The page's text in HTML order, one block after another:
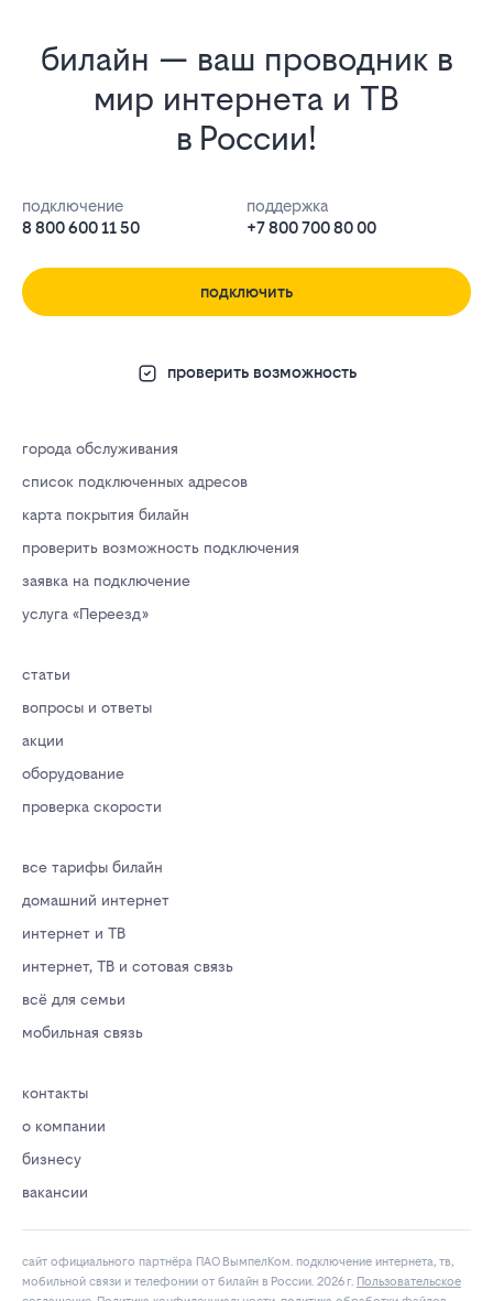
билайн — ваш проводник в
мир интернета и ТВ
в России!
подключение
8 800 600 11 50
поддержка
+7 800 700 80 00
подключить
проверить возможность
города обслуживания
список подключенных адресов
карта покрытия билайн
проверить возможность подключения
заявка на подключение
услуга «Переезд»
статьи
вопросы и ответы
акции
оборудование
проверка скорости
все тарифы билайн
домашний интернет
интернет и ТВ
интернет, ТВ и сотовая связь
всё для семьи
мобильная связь
контакты
о компании
бизнесу
вакансии
сайт официального партнёра ПАО ВымпелКом. подключение интернета, тв,
мобильной связи и телефонии от билайн в России. 2026 г. Пользовательское